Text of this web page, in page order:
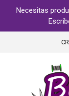
Necesitas